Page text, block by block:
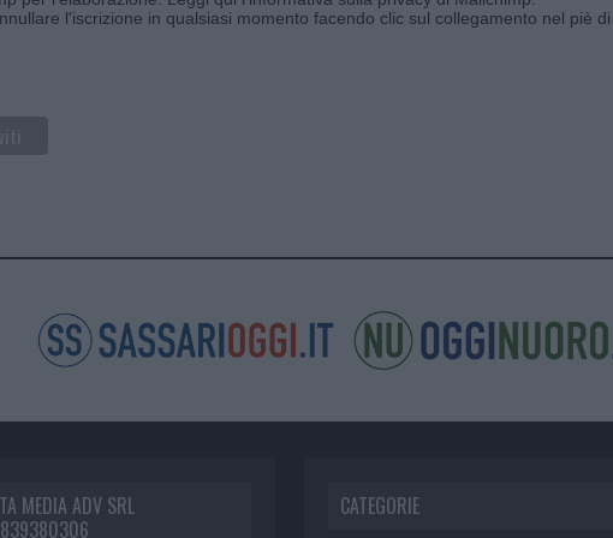
l'iscrizione in qualsiasi momento facendo clic sul collegamento nel piè
MEDIA ADV SRL
CATEGORIE